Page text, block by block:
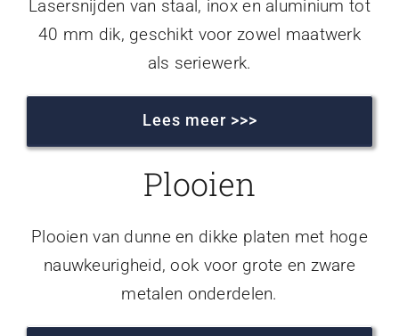
Lasersnijden van staal, inox en aluminium tot
40 mm dik, geschikt voor zowel maatwerk
als seriewerk.
Lees meer >>>
Plooien
Plooien van dunne en dikke platen met hoge
nauwkeurigheid, ook voor grote en zware
metalen onderdelen.